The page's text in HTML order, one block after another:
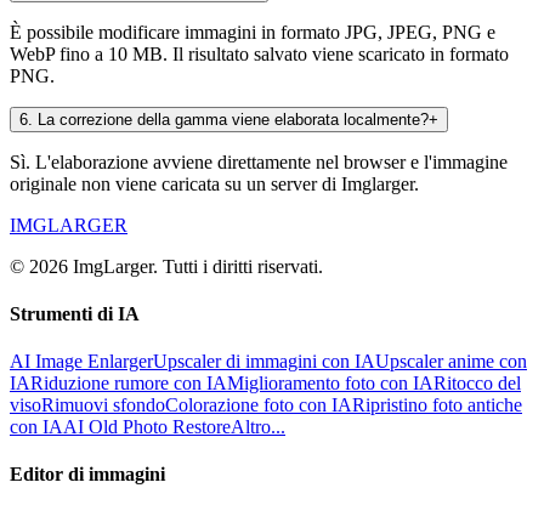
È possibile modificare immagini in formato JPG, JPEG, PNG e
WebP fino a 10 MB. Il risultato salvato viene scaricato in formato
PNG.
6 La correzione della gamma viene elaborata localmente?+
Sì. L'elaborazione avviene direttamente nel browser e l'immagine
originale non viene caricata su un server di Imglarger.
IMGLARGER
© 2026 ImgLarger. Tutti i diritti riservati.
Strumenti di IA
AI Image EnlargerUpscaler di immagini con IAUpscaler anime con
IARiduzione rumore con IAMiglioramento foto con IARitocco del
visoRimuovi sfondoColorazione foto con IARipristino foto antiche
con IAAI Old Photo RestoreAltro...
Editor di immagini